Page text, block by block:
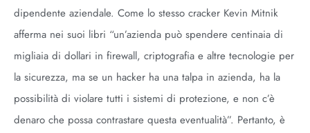
dipendente aziendale. Come lo stesso cracker Kevin Mitnik
afferma nei suoi libri “un’azienda può spendere centinaia di
migliaia di dollari in firewall, criptografia e altre tecnologie per
la sicurezza, ma se un hacker ha una talpa in azienda, ha la
possibilità di violare tutti i sistemi di protezione, e non c’è
denaro che possa contrastare questa eventualità”. Pertanto, è